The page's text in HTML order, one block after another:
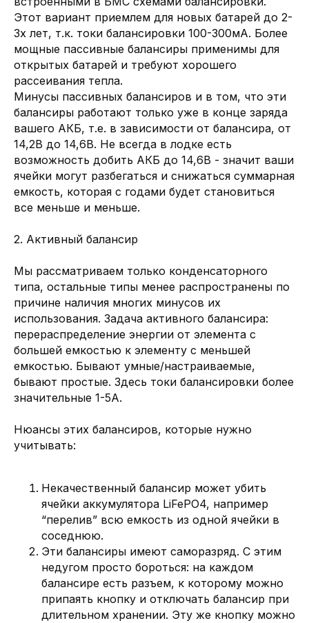
Этот вариант приемлем для новых батарей до 2-
3х лет, т.к. токи балансировки 100-300мА. Более
мощные пассивные балансиры применимы для
открытых батарей и требуют хорошего
рассеивания тепла.
Минусы пассивных балансиров и в том, что эти
балансиры работают только уже в конце заряда
вашего АКБ, т.е. в зависимости от балансира, от
14,2В до 14,6В. Не всегда в лодке есть
возможность добить АКБ до 14,6В - значит ваши
ячейки могут разбегаться и снижаться суммарная
емкость, которая с годами будет становиться
все меньше и меньше.
2. Активный балансир
Мы рассматриваем только конденсаторного
типа, остальные типы менее распространены по
причине наличия многих минусов их
использования. Задача активного балансира:
перераспределение энергии от элемента с
большей емкостью к элементу с меньшей
емкостью. Бывают умные/настраиваемые,
бывают простые. Здесь токи балансировки более
значительные 1-5А.
Нюансы этих балансиров, которые нужно
учитывать:
Некачественный балансир может убить
ячейки аккумулятора LiFePO4, например
“перелив” всю емкость из одной ячейки в
соседнюю.
Эти балансиры имеют саморазряд. С этим
недугом просто бороться: на каждом
балансире есть разъем, к которому можно
припаять кнопку и отключать балансир при
длительном хранении. Эту же кнопку можно
Подобрать литий-железо-фосфатные
аккумуляторы различной емкости
LIFePO4 аккумуляторы